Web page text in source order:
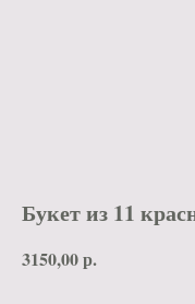
Букет из 11
3150,00р.